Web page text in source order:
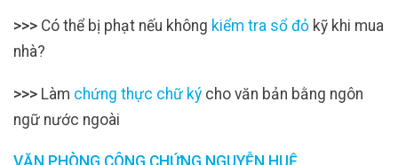
>>> Có thể bị phạt nếu không kiểm tra sổ đỏ kỹ khi mua
nhà?
>>> Làm chứng thực chữ ký cho văn bản bằng ngôn
ngữ nước ngoài